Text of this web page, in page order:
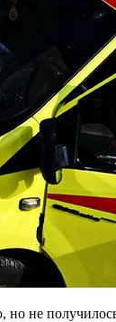
но не